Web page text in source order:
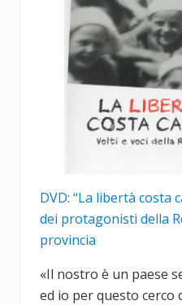
DVD: “La libertà costa
dei protagonisti della
provincia
«Il nostro è un paese
ed io per questo cerco